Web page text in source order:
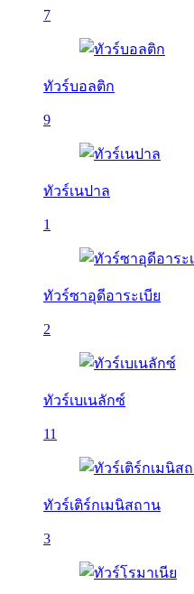
7
ทัวร์บอลติก
9
ทัวร์เนปาล
1
ทัวร์ซาอุดีอาระเบีย
2
ทัวร์เบเนลักซ์
11
ทัวร์เติร์กเมนิสถาน
3